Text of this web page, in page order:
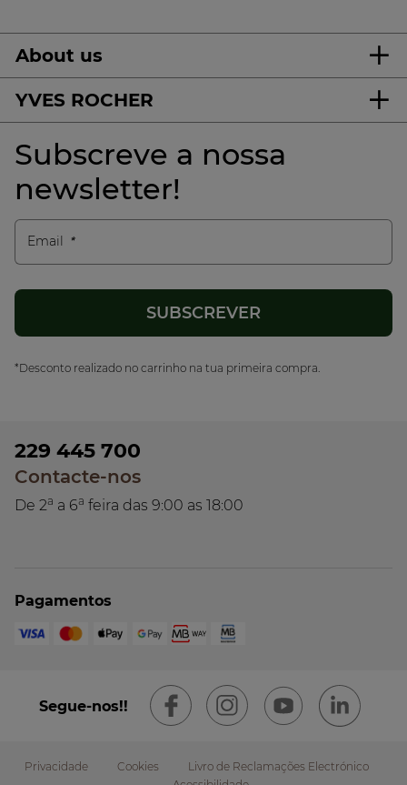
About us
YVES ROCHER
Subscreve a nossa
newsletter!
Email
*Desconto realizado no carrinho na tua primeira compra.
229 445 700
Contacte-nos
De 2a a 6a feira das 9:00 as 18:00
Pagamentos
Segue-nos!!
Privacidade Cookies
Livro de Reclamações Electrónico